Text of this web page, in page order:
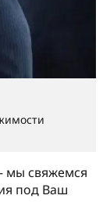
мы свяжемся
под Ваш